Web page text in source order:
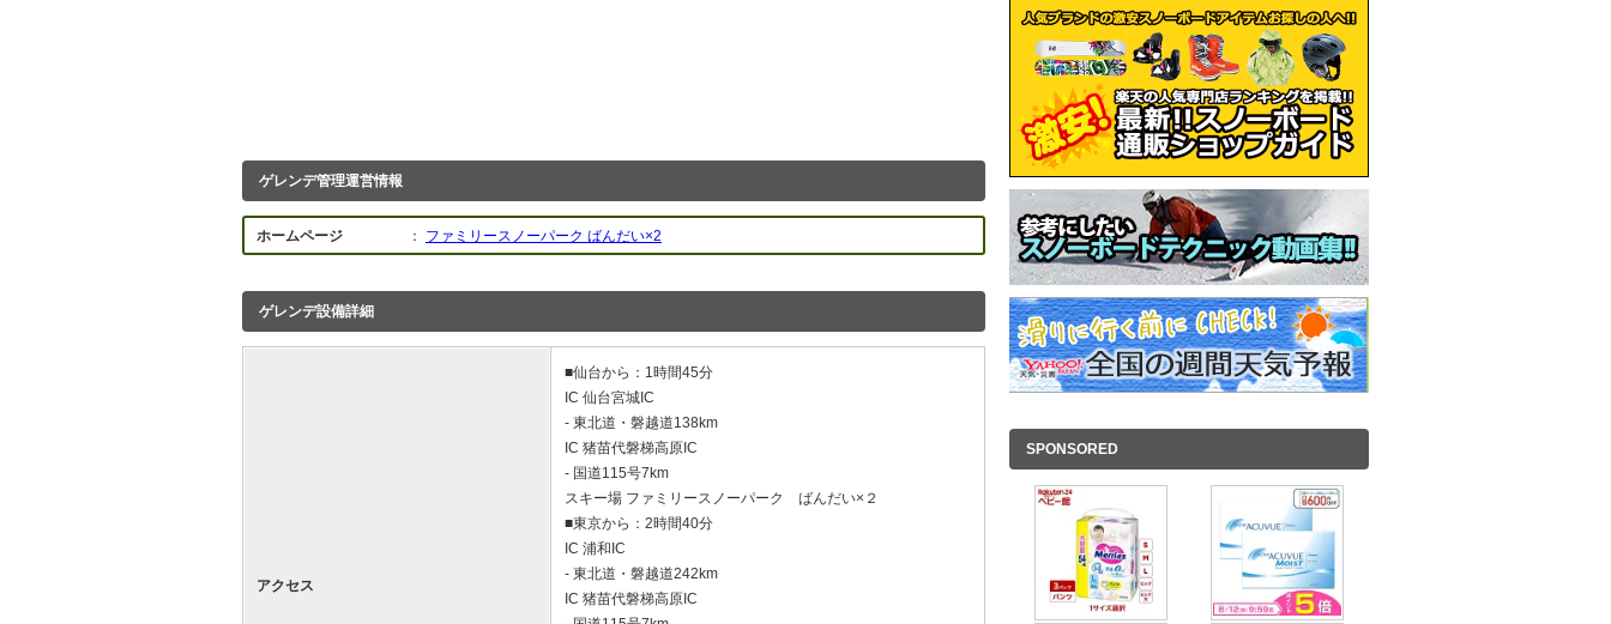
ゲレンデ管理運営情報
ホームページ ： ファミリースノーパーク ばんだい×2
ゲレンデ設備詳細
アクセス
■仙台から：1時間45分
IC 仙台宮城IC
- 東北道・磐越道138km
IC 猪苗代磐梯高原IC
- 国道115号7km
スキー場 ファミリースノーパーク ばんだい×２
■東京から：2時間40分
IC 浦和IC
- 東北道・磐越道242km
IC 猪苗代磐梯高原IC
SPONSORED